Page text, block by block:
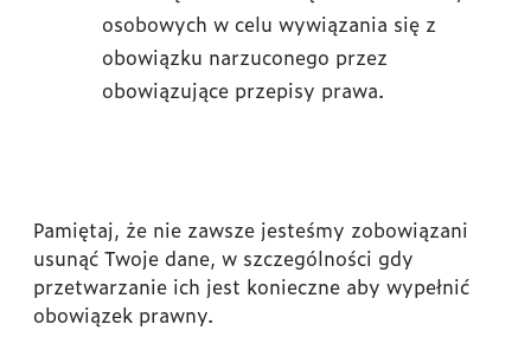
osobowych w celu wywiązania się z
obowiązku narzuconego przez
obowiązujące przepisy prawa.
Pamiętaj, że nie zawsze jesteśmy zobowiązani
usunąć Twoje dane, w szczególności gdy
przetwarzanie ich jest konieczne aby wypełnić
obowiązek prawny.